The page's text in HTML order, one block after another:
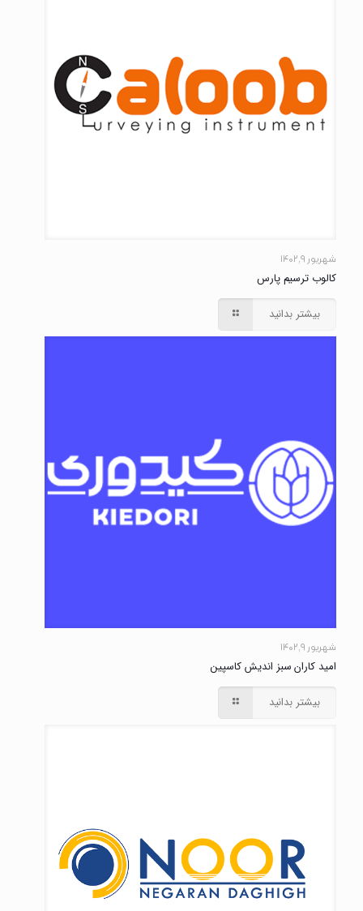
شهریور ۹, ۱۴۰۲
کالوب ترسیم پارس
بیشتر بدانید
شهریور ۹, ۱۴۰۲
امید کاران سبز اندیش کاسپین
بیشتر بدانید